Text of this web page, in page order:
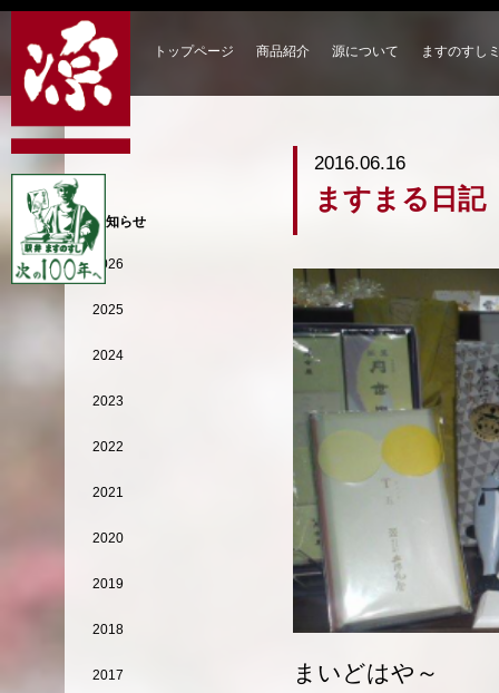
トップページ 商品紹介 源について ますのすし
2016.06.16
ますまる日記
まいどはや～
お知らせ
2026
2025
2024
2023
2022
2021
2020
2019
2018
2017